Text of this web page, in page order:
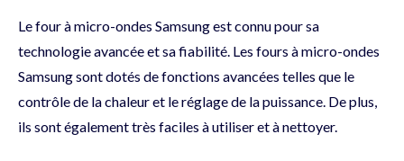
Le four à micro-ondes Samsung est connu pour sa
technologie avancée et sa fiabilité. Les fours à micro-ondes
Samsung sont dotés de fonctions avancées telles que le
contrôle de la chaleur et le réglage de la puissance. De plus,
ils sont également très faciles à utiliser et à nettoyer.